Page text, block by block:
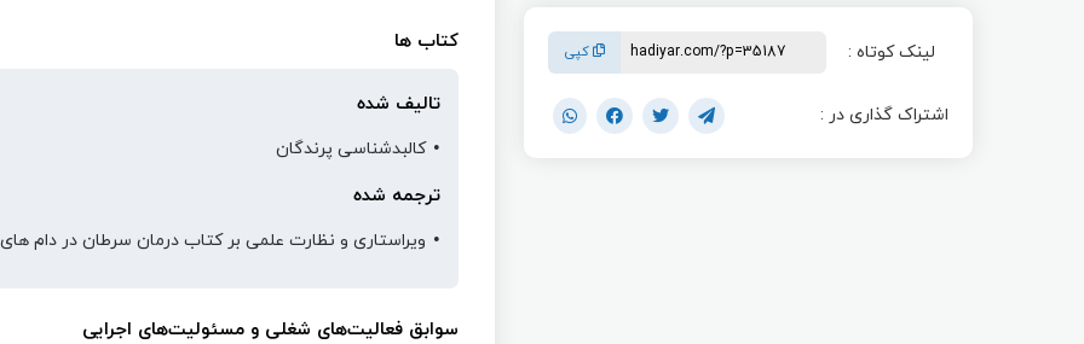
لینک کوتاه : کپی
اشتراک گذاری در :
کتاب ها
تالیف شده
کالبدشناسی پرندگان
ترجمه شده
ویراستاری و نظارت علمی بر کتاب درمان سرطان در دام
سوابق فعالیت‌های شغلی و مسئولیت‌های اجرایی